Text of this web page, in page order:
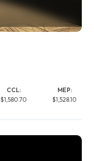
CCL:
$1,580.70
MEP:
$1,528.10